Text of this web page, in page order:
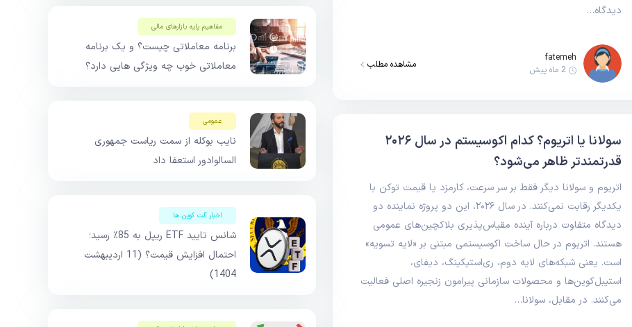
دیدگاه…
fatemeh
2 ماه پیش
مشاهده مطلب
سولانا یا اتریوم؟ کدام اکوسیستم در سال ۲۰۲۶
قدرتمندتر ظاهر می‌شود؟
اتریوم و سولانا دیگر فقط بر سر سرعت، کارمزد یا قیمت توکن با
یکدیگر رقابت نمی‌کنند. در سال ۲۰۲۶، این دو پروژه نماینده دو
دیدگاه متفاوت درباره آینده مقیاس‌پذیری بلاکچین‌های عمومی
هستند. اتریوم در حال ساخت اکوسیستمی مبتنی بر «لایه تسویه»
است. یعنی شبکه‌های لایه دوم، ری‌استیکینگ، دیفای،
استیبل‌کوین‌ها و محصولات سازمانی پیرامون زنجیره اصلی فعالیت
می‌کنند. در مقابل، سولانا…
مفاهیم پایه بازار‌های مالی
برنامه معاملاتی چیست؟ و یک برنامه
معاملاتی خوب چه ویژگی هایی دارد؟
عمومی
نایب بوکله از سمت ریاست جمهوری
السالوادور استعفا داد
اخبار آلت کوین ها
شانس تایید ETF ریپل به 85٪ رسید؛
احتمال افزایش قیمت؟ (11 اردیبهشت
1404)